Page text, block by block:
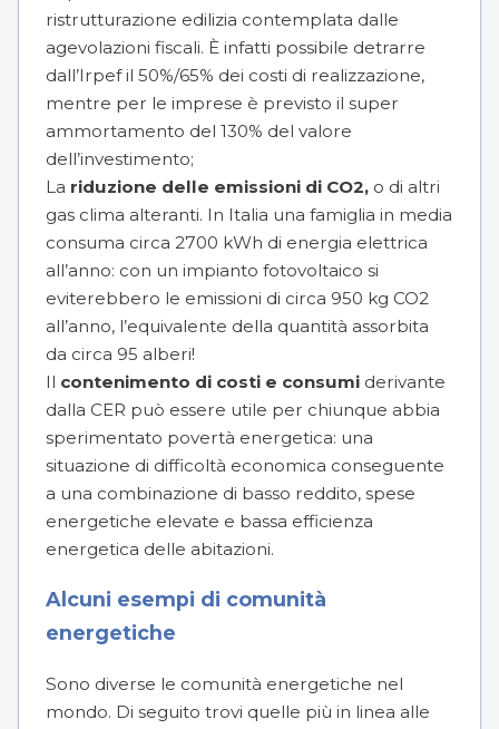
ristrutturazione edilizia contemplata dalle
agevolazioni fiscali. È infatti possibile detrarre
dall’Irpef il 50%/65% dei costi di realizzazione,
mentre per le imprese è previsto il super
ammortamento del 130% del valore
dell’investimento;
La riduzione delle emissioni di CO2‚ o di altri
gas clima alteranti. In Italia una famiglia in media
consuma circa 2700 kWh di energia elettrica
all’anno: con un impianto fotovoltaico si
eviterebbero le emissioni di circa 950 kg CO2
all’anno, l’equivalente della quantità assorbita
da circa 95 alberi!
Il contenimento di costi e consumi derivante
dalla CER può essere utile per chiunque abbia
sperimentato povertà energetica: una
situazione di difficoltà economica conseguente
a una combinazione di basso reddito, spese
energetiche elevate e bassa efficienza
energetica delle abitazioni.
Alcuni esempi di comunità
energetiche
Sono diverse le comunità energetiche nel
mondo. Di seguito trovi quelle più in linea alle